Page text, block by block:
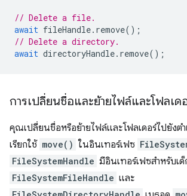
// Delete a file.
await fileHandle. remove();
// Delete a directory.
await directoryHandle. remove();
การเปลี่ยนชื่อและย้ายไฟล์และโฟลเด
คุณเปลี่ยนชื่อหรือย้ายไฟล์และโฟลเดอร์ไปยังต
เรียกใช้ move() ในอินเทอร์เฟซ
FileSystemHandle มีอินเทอร์เฟซสำหรับเด็
FileSystemFileHandle และ